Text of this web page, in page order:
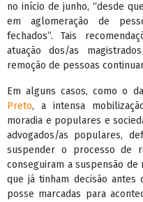
no início de junho, “desde
em aglomeração de
fechados”. Tais
atuação dos/as
remoção de pessoas
Em alguns casos, como o da
Preto, a intensa
moradia e populares e
advogados/as populares,
suspender o processo de
conseguiram a suspensão
que já tinham decisão antes
posse marcadas para